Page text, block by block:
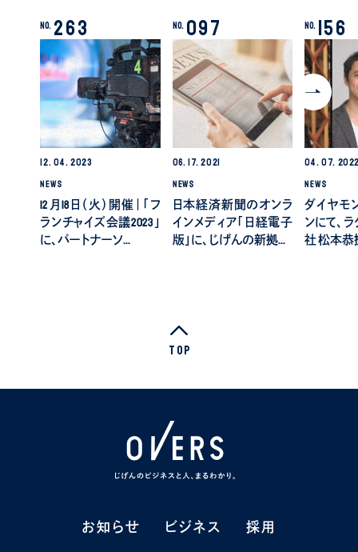
No. 263
12. 04. 2023
NEWS
12月18日（火）開催｜「フ
ランチャイズ会議2023」
に、パートナーソ…
No. 097
06. 17. 2021
NEWS
日本経済新聞のオンラ
インメディア「日経電子
版」に、じげんの新拠…
No. 156
04. 07.
NEWS
ダイヤモ
ンにて、
社 松本恭
Top
お知らせ
お知らせ ビジネス
ビジネス 採用
採用